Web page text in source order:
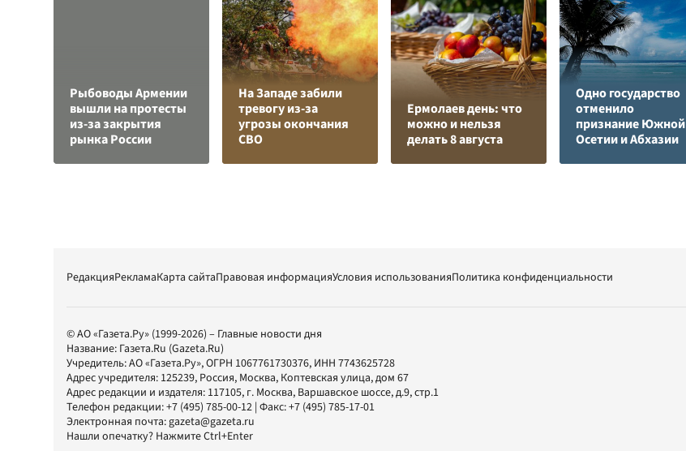
Рыбоводы Армении
вышли на протесты
из-за закрытия
рынка России
На Западе забили
тревогу из-за
угрозы окончания
СВО
Ермолаев день: что
можно и нельзя
делать 8 августа
Одно государство
отменило
признание Южной
Осетии и Абхазии
РедакцияРекламаКарта сайтаПравовая информацияУсловия использованияПолитика конфиденциальности
© АО «Газета.Ру» (1999-2026) – Главные новости дня
Название: Газета.Ru (Gazeta.Ru)
Учредитель:АО «Газета.Ру», ОГРН 1067761730376, ИНН 7743625728
Адрес учредителя: 125239, Россия, Москва, Коптевская улица, дом 67
Адрес редакции и издателя: 117105, г. Москва, Варшавское шоссе, д.9, стр.1
Телефон редакции:+7 (495) 785-00-12 | Факс:+7 (495) 785-17-01
Электронная почта:gazeta@gazeta.ru
Нашли опечатку? Нажмите Ctrl+Enter